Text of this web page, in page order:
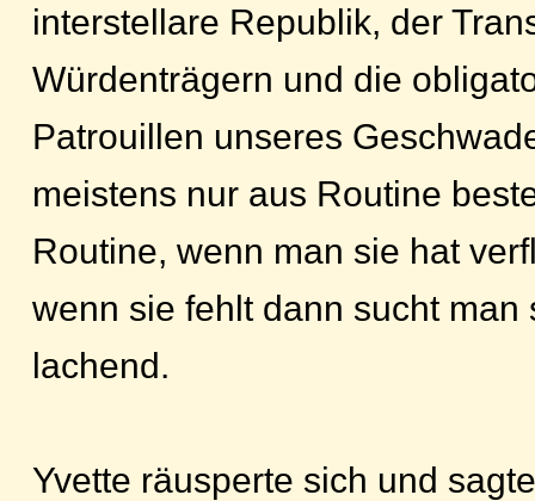
interstellare Republik, der
Würdenträgern und die
Patrouillen unseres
meistens nur aus Routine
Routine, wenn man sie hat
wenn sie fehlt dann sucht man
lachend.
Yvette räusperte sich und